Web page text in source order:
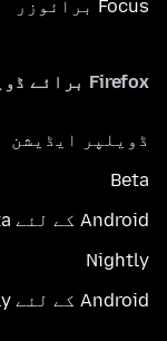
Focus برائوزر
Firefox برائے ڈویلپرز
ڈویلپر ایڈیشن
Beta
Android کے لئے Beta
Nightly
Android کے لئے Nightly